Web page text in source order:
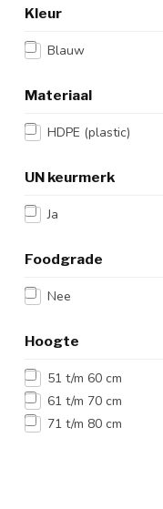
Kleur
Blauw
Materiaal
HDPE (plastic)
UN keurmerk
Ja
Foodgrade
Nee
Hoogte
51 t/m 60 cm
61 t/m 70 cm
71 t/m 80 cm